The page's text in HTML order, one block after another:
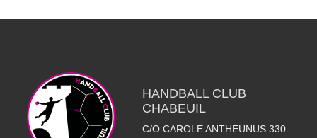
HANDBALL CLUB
CHABEUIL
C/O CAROLE ANTHEUNUS 330